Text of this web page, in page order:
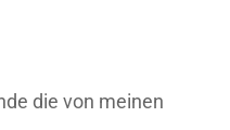
die von meinen